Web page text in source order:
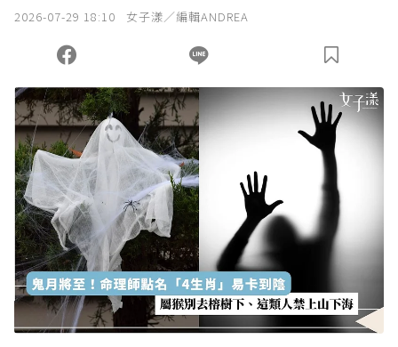
2026-07-29 18:10 女子漾／編輯ANDREA